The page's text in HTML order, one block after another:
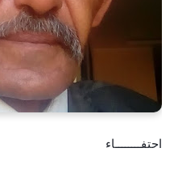
احتفــــــــاء